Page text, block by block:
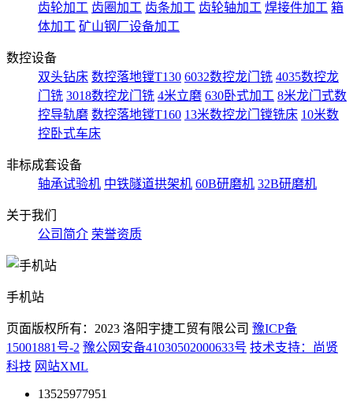
齿轮加工 齿圈加工 齿条加工 齿轮轴加工 焊接件加工 箱
体加工 矿山钢厂设备加工
数控设备
双头钻床 数控落地镗T130 6032数控龙门铣 4035数控龙
门铣 3018数控龙门铣 4米立磨 630卧式加工 8米龙门式数
控导轨磨 数控落地镗T160 13米数控龙门镗铣床 10米数
控卧式车床
非标成套设备
轴承试验机 中铁隧道拱架机 60B研磨机 32B研磨机
关于我们
公司简介 荣誉资质
手机站
页面版权所有：2023 洛阳宇捷工贸有限公司 豫ICP备
15001881号-2 豫公网安备41030502000633号 技术支持：尚贤
科技 网站XML
13525977951